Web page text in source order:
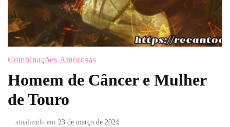
Combinações Amorosas
Homem de Câncer e Mulher
de Touro
atualizado em 23 de março de 2024